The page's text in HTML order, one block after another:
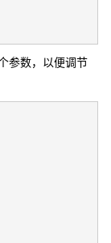
参数，以便调节